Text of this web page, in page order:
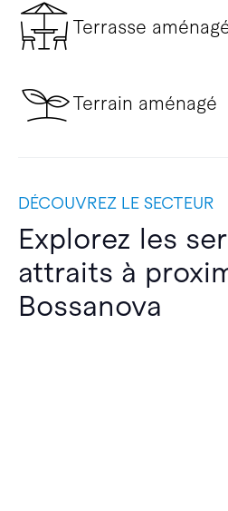
Terrasse
Terrain aménagé
DÉCOUVREZ LE SECTEUR
Explorez les
attraits à
Bossanova